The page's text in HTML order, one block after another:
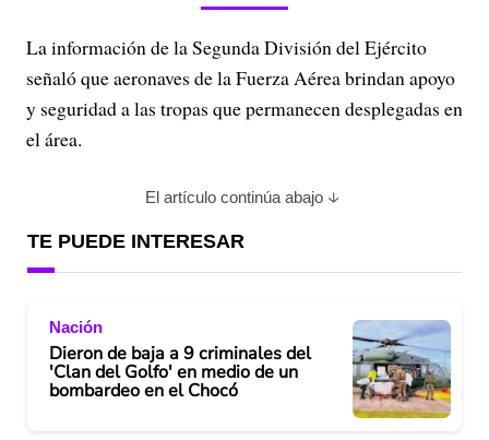
La información de la Segunda División del Ejército
señaló que aeronaves de la Fuerza Aéreabrindan apoyo
y seguridad a las tropas que permanecen desplegadas en
el área.
El artículo continúa abajo
TE PUEDE INTERESAR
Nación
Dieron de baja a 9 criminales del
'Clan del Golfo' en medio de un
bombardeo en el Chocó